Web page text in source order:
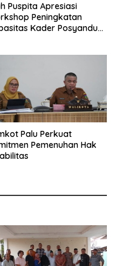
Puspita Apresiasi
Peningkatan
Kader Posyandu
Palu Perkuat
Pemenuhan Hak